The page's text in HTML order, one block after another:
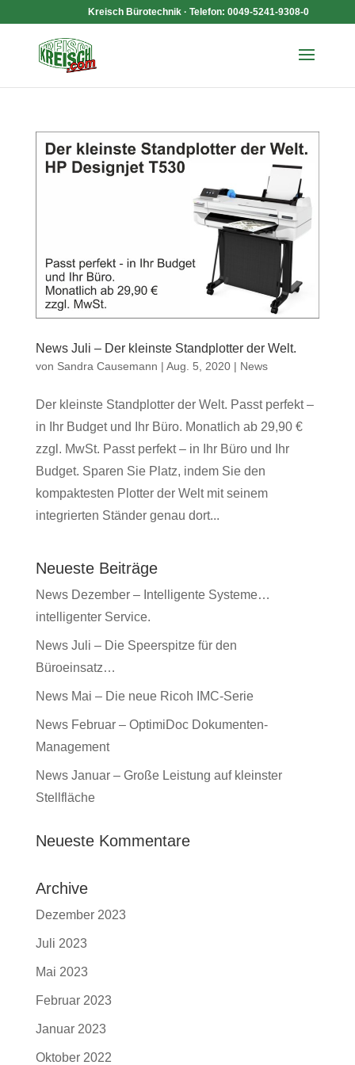
Kreisch Bürotechnik · Telefon: 0049-5241-9308-0
News Juli – Der kleinste Standplotter der Welt.
von Sandra Causemann | Aug. 5, 2020| News
Der kleinste Standplotter der Welt. Passt perfekt –
in Ihr Budget und Ihr Büro. Monatlich ab 29,90 €
zzgl. MwSt. Passt perfekt – in Ihr Büro und Ihr
Budget. Sparen Sie Platz, indem Sie den
kompaktesten Plotter der Welt mit seinem
integrierten Ständer genau dort...
Neueste Beiträge
News Dezember – Intelligente Systeme…
intelligenter Service.
News Juli – Die Speerspitze für den
Büroeinsatz…
News Mai – Die neue Ricoh IMC-Serie
News Februar – OptimiDoc Dokumenten-
Management
News Januar – Große Leistung auf kleinster
Stellfläche
Neueste Kommentare
Archive
Dezember 2023
Juli 2023
Mai 2023
Februar 2023
Januar 2023
Oktober 2022